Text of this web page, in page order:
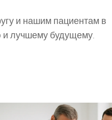
и нашим пациентам в
и лучшему будущему.